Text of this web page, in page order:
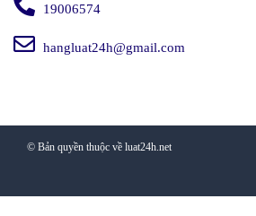
19006574
hangluat24h@gmail.com
© Bản quyền thuộc về luat24h.net